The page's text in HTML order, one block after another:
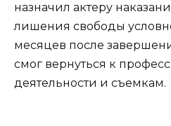
назначил актеру
лишения свободы
месяцев после
смог вернуться к
деятельности и съемкам.